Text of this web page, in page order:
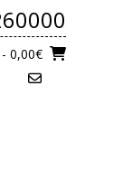
- 0,00€